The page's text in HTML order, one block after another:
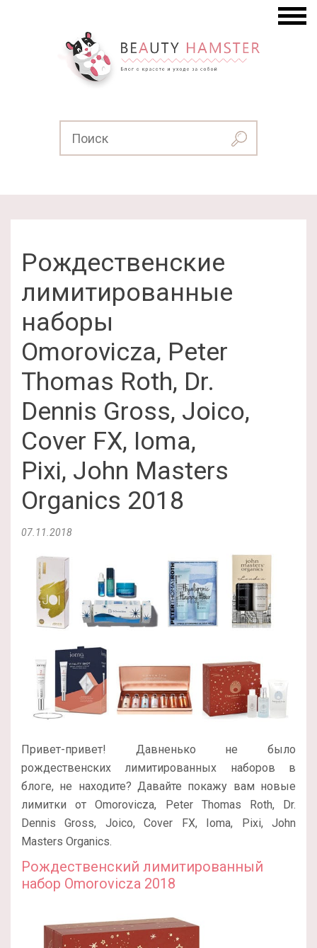
Рождественские
лимитированные
наборы
Omorovicza, Peter
Thomas Roth, Dr.
Dennis Gross, Joico,
Cover FX, Ioma,
Pixi, John Masters
Organics 2018
07.11.2018
Привет-привет! Давненько не было
рождественских лимитированных наборов в
блоге, не находите? Давайте покажу вам новые
лимитки от Omorovicza, Peter Thomas Roth, Dr.
Dennis Gross, Joico, Cover FX, Ioma, Pixi, John
Masters Organics.
Рождественский лимитированный
набор Omorovicza 2018